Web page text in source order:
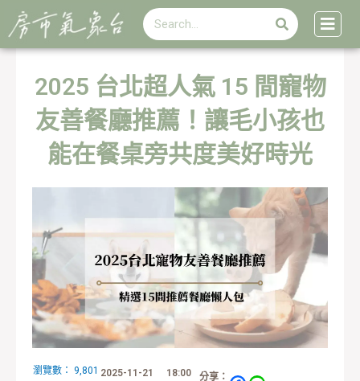
搜
尋
搜
尋
2025 台北超人氣 15 間寵物
友善餐廳推薦！讓毛小孩也
能在餐桌旁共度美好時光
瀏覽數： 9,801 2025-11-21 18:00 分享：